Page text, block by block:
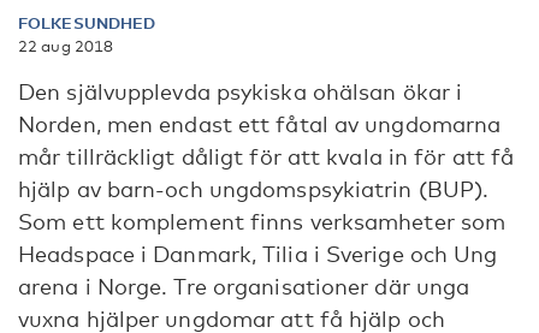
FOLKESUNDHED
22 aug 2018
Den självupplevda psykiska ohälsan ökar i
Norden, men endast ett fåtal av ungdomarna
mår tillräckligt dåligt för att kvala in för att få
hjälp av barn-och ungdomspsykiatrin (BUP).
Som ett komplement finns verksamheter som
Headspace i Danmark, Tilia i Sverige och Ung
arena i Norge. Tre organisationer där unga
vuxna hjälper ungdomar att få hjälp och